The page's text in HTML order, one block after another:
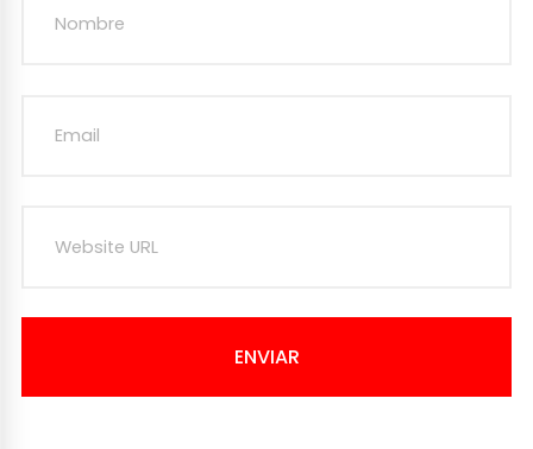
ENVIAR